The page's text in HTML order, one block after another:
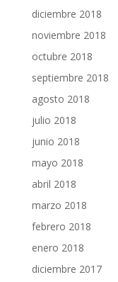
diciembre 2018
noviembre 2018
octubre 2018
septiembre 2018
agosto 2018
julio 2018
junio 2018
mayo 2018
abril 2018
marzo 2018
febrero 2018
enero 2018
diciembre 2017